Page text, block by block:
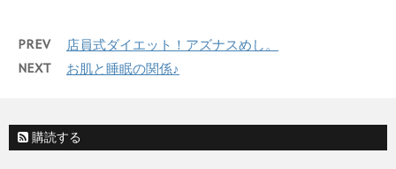
PREV 店員式ダイエット！アズナスめし。
NEXT お肌と睡眠の関係♪
購読する